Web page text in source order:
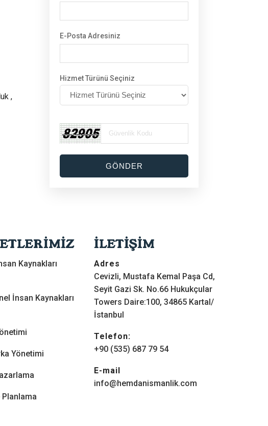
,
E-Posta Adresiniz
Hizmet Türünü Seçiniz
GÖNDER
Kaynakları
İnsan Kaynakları
Yönetimi
İLETİŞİM
Adres
Cevizli, Mustafa Kemal Paşa Cd,
Seyit Gazi Sk. No.66 Hukukçular
Towers Daire:100, 34865 Kartal/
İstanbul
Telefon:
+90 (535) 687 79 54
E-mail
info@hemdanismanlik.com